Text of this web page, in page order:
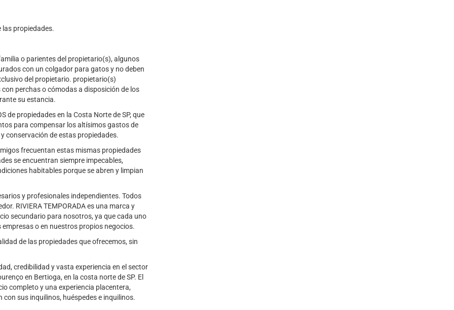
las propiedades.
o parientes del propietario(s), algunos
con un colgador para gatos y no deben
del propietario. propietario(s)
perchas o cómodas a disposición de los
su estancia.
de propiedades en la Costa Norte de SP, que
para compensar los altísimos gastos de
conservación de estas propiedades.
frecuentan estas mismas propiedades
se encuentran siempre impecables,
habitables porque se abren y limpian
y profesionales independientes. Todos
RIVIERA TEMPORADA es una marca y
secundario para nosotros, ya que cada uno
o en nuestros propios negocios.
de las propiedades que ofrecemos, sin
credibilidad y vasta experiencia en el sector
en Bertioga, en la costa norte de SP. El
completo y una experiencia placentera,
sus inquilinos, huéspedes e inquilinos.